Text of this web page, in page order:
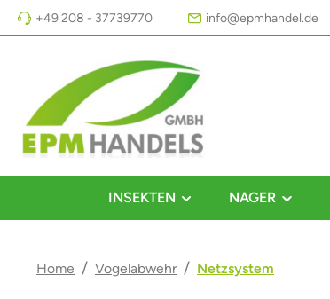
Hauptinhalt springen
Zur Suche springen
Zur Hauptnavigation springen
+49 208 - 37739770 info@epmhandel.de
INSEKTEN NAGER
Home / Vogelabwehr / Netzsystem